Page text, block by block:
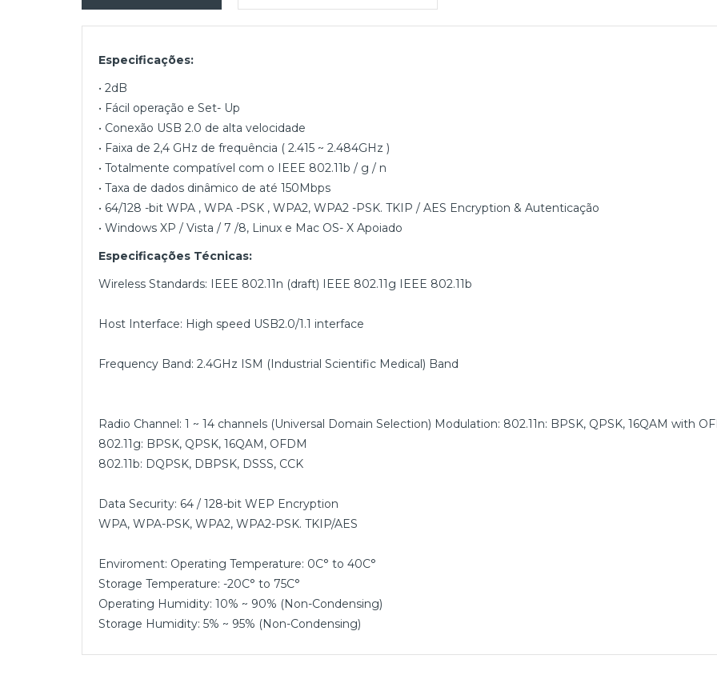
Especificações:
• 2dB
• Fácil operação e Set- Up
• Conexão USB 2.0 de alta velocidade
• Faixa de 2,4 GHz de frequência ( 2.415 ~ 2.484GHz )
• Totalmente compatível com o IEEE 802.11b / g / n
• Taxa de dados dinâmico de até 150Mbps
• 64/128 -bit WPA , WPA -PSK , WPA2, WPA2 -PSK. TKIP / AES Encryption & Autenticação
• Windows XP / Vista / 7 /8, Linux e Mac OS- X Apoiado
Especificações Técnicas:
Wireless Standards: IEEE 802.11n (draft) IEEE 802.11g IEEE 802.11b
Host Interface: High speed USB2.0/1.1 interface
Frequency Band: 2.4GHz ISM (Industrial Scientific Medical) Band
Radio Channel: 1 ~ 14 channels (Universal Domain Selection) Modulation: 802.11n: BPSK, QPSK, 16QAM with
802.11g: BPSK, QPSK, 16QAM, OFDM
802.11b: DQPSK, DBPSK, DSSS, CCK
Data Security: 64 / 128-bit WEP Encryption
WPA, WPA-PSK, WPA2, WPA2-PSK. TKIP/AES
Enviroment: Operating Temperature: 0C° to 40C°
Storage Temperature: -20C° to 75C°
Operating Humidity: 10% ~ 90% (Non-Condensing)
Storage Humidity: 5% ~ 95% (Non-Condensing)